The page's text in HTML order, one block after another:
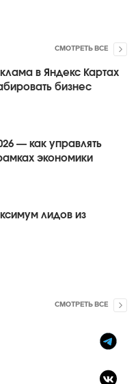
СМОТРЕТЬ ВСЕ
в Яндекс Картах
бизнес
— как управлять
экономики
лидов из
СМОТРЕТЬ ВСЕ